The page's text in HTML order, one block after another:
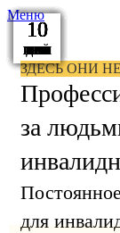
Меню
ЗДЕСЬ ОНИ
за
для
10
СЕН
10
ИЮЛ
10
ИЮН
10
МАЙ
10
АПР
10
ЯНВ
10
ДЕК
10
НОЯ
10
ОКТ
10
СЕН
10
АВГ
10
ИЮЛ